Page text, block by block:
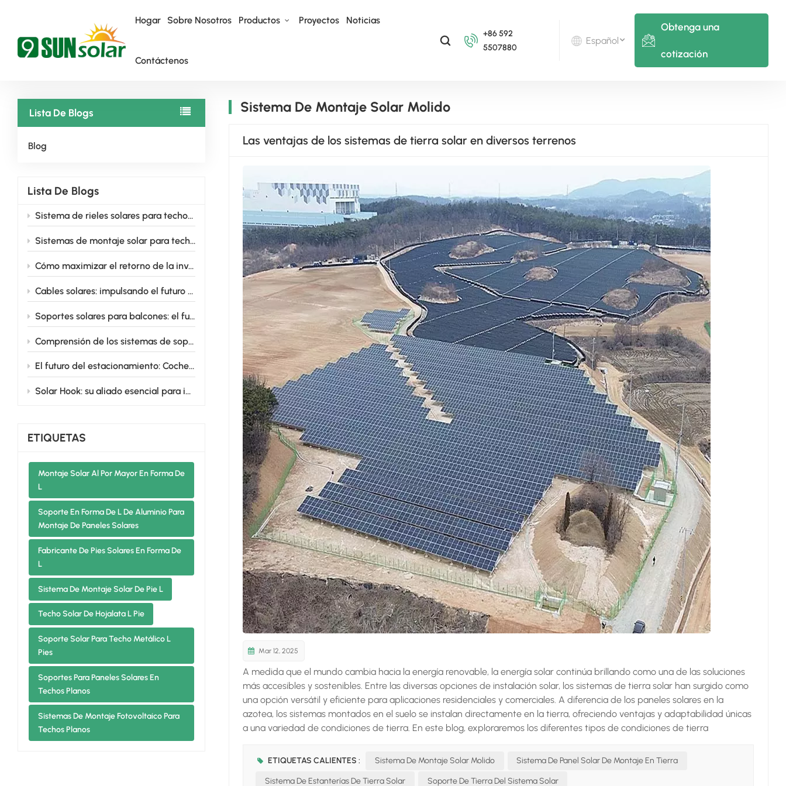
Hogar Sobre Nosotros Productos Proyectos Noticias
Contáctenos
+86 592
5507880
Español
русский
español
português
Nederlands
العربية
日本語
한국의
Obtenga una
cotización
Sistema De Montaje Solar Molido
Lista De Blogs
Blog
Lista De Blogs
Sistema de rieles solares para techos + patas en forma de L: La opción inteligente para los instaladores de 2026.
Sistemas de montaje solar para techos planos: Soluciones de ingeniería para una instalación solar fiable y de alto rendimiento.
Cómo maximizar el retorno de la inversión en sistemas de montaje solar para terrenos agrícolas.
Cables solares: impulsando el futuro de las energías renovables
Soportes solares para balcones: el futuro de la energía solar urbana
Comprensión de los sistemas de soporte terrestre solar: variaciones de diseño y beneficios
El futuro del estacionamiento: Cocheras solares de aluminio que impulsan tu vida
Solar Hook: su aliado esencial para instalaciones solares sin complicaciones
ETIQUETAS
Montaje Solar Al Por Mayor En Forma De
L
Soporte En Forma De L De Aluminio Para
Montaje De Paneles Solares
Fabricante De Pies Solares En Forma De
L
Sistema De Montaje Solar De Pie L
Techo Solar De Hojalata L Pie
Soporte Solar Para Techo Metálico L
Pies
Soportes Para Paneles Solares En
Techos Planos
Sistemas De Montaje Fotovoltaico Para
Techos Planos
Sistema De Montaje Solar Molido
Las ventajas de los sistemas de tierra solar en diversos terrenos
Mar 12, 2025
A medida que el mundo cambia hacia la energía renovable, la energía solar continúa brillando como una de las soluciones
más accesibles y sostenibles. Entre las diversas opciones de instalación solar, los sistemas de tierra solar han surgido como
una opción versátil y eficiente para aplicaciones residenciales y comerciales. A diferencia de los paneles solares en la
azotea, los sistemas montados en el suelo se instalan directamente en la tierra, ofreciendo ventajas y adaptabilidad únicas
a una variedad de condiciones de tierra. En este blog, exploraremos los diferentes tipos de condiciones de tierra
solar Los sistemas de tierra solar son matrices fotovoltaicas (PV) instaladas en el suelo en lugar de en los tejados. Estos
ETIQUETAS CALIENTES : Sistema De Montaje Solar Molido Sistema De Panel Solar De Montaje En Tierra
Sistema De Estanterías De Tierra Solar Soporte De Tierra Del Sistema Solar